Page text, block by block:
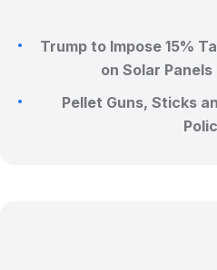
Trump to Impose 15%
on Solar
Pellet Guns, Sticks